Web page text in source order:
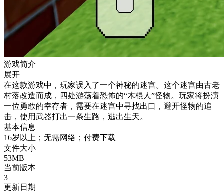
游戏简介
展开
在这款游戏中，玩家误入了一个神秘的迷宫。这个迷宫由古老
村落改造而成，四处游荡着恐怖的“木棍人”怪物。玩家将扮演
一位勇敢的幸存者，需要在迷宫中寻找出口，避开怪物的追
击，使用武器打出一条生路，逃出生天。
基本信息
16岁以上；无需网络；付费下载
文件大小
53MB
当前版本
3
更新日期